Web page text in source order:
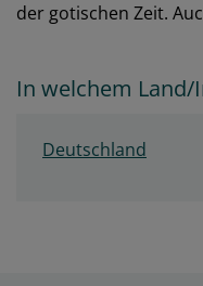
der gotischen Zeit.
In welchem Land/
Deutschland